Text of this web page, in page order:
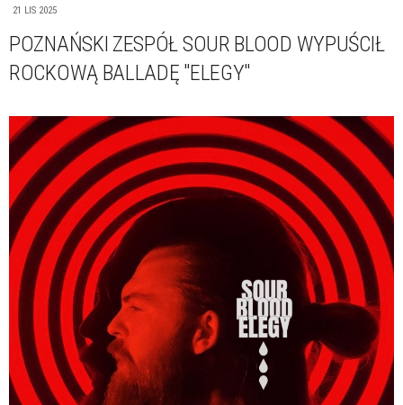
21 LIS 2025
POZNAŃSKI ZESPÓŁ SOUR BLOOD WYPUŚCIŁ
ROCKOWĄ BALLADĘ "ELEGY"